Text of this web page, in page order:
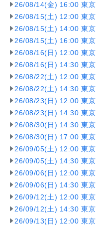
26/08/14(金) 16:00 東京
26/08/15(土) 12:00 東京
26/08/15(土) 14:00 東京
26/08/15(土) 16:00 東京
26/08/16(日) 12:00 東京
26/08/16(日) 14:30 東京
26/08/22(土) 12:00 東京
26/08/22(土) 14:30 東京
26/08/23(日) 12:00 東京
26/08/23(日) 14:30 東京
26/08/30(日) 14:30 東京
26/08/30(日) 17:00 東京
26/09/05(土) 12:00 東京
26/09/05(土) 14:30 東京
26/09/06(日) 12:00 東京
26/09/06(日) 14:30 東京
26/09/12(土) 12:00 東京
26/09/12(土) 14:30 東京
26/09/13(日) 12:00 東京